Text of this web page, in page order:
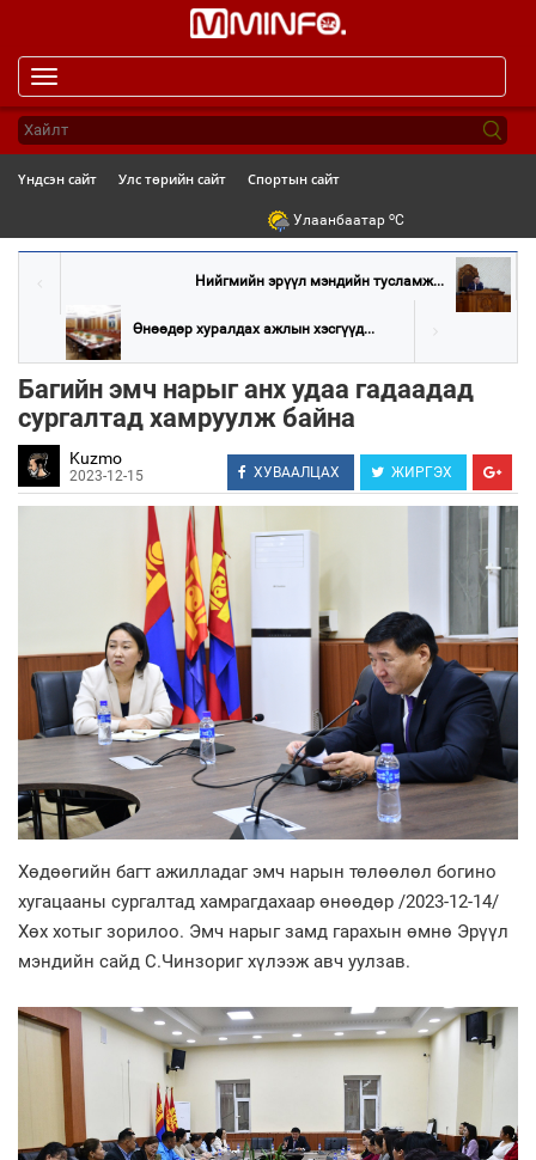
navigation
Үндсэн сайт Улс төрийн сайт Спортын сайт
Улаанбаатар oC
Нийгмийн эрүүл мэндийн тусламж...
Өнөөдөр хуралдах ажлын хэсгүүд...
Багийн эмч нарыг анх удаа гадаадад
сургалтад хамруулж байна
Kuzmo
2023-12-15 ХУВААЛЦАХ ЖИРГЭХ
Хөдөөгийн багт ажилладаг эмч нарын төлөөлөл богино
хугацааны сургалтад хамрагдахаар өнөөдөр /2023-12-14/
Хөх хотыг зорилоо. Эмч нарыг замд гарахын өмнө Эрүүл
мэндийн сайд С.Чинзориг хүлээж авч уулзав.